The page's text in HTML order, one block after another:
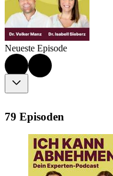
Neueste Episode
79 Episoden